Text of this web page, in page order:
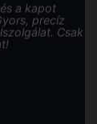
a kapot
precíz
Csak